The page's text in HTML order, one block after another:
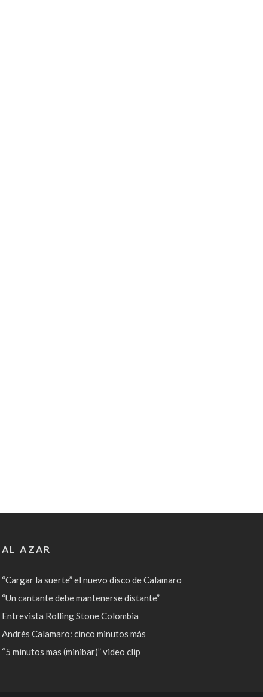
AL AZAR
“Cargar la suerte” el nuevo disco de Calamaro
“Un cantante debe mantenerse distante”
Entrevista Rolling Stone Colombia
Andrés Calamaro: cinco minutos más
“5 minutos mas (minibar)” video clip